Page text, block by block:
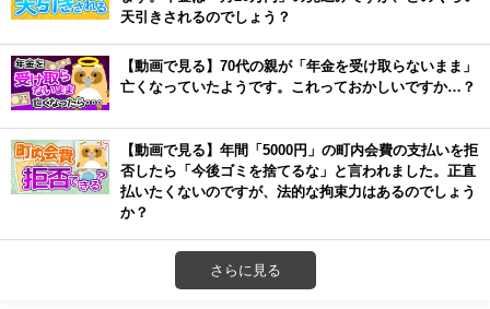
天引きされるのでしょう？
【動画で見る】70代の親が「年金を受け取らないまま」
亡くなっていたようです。これっておかしいですか…？
【動画で見る】年間「5000円」の町内会費の支払いを拒
否したら「今後ゴミを捨てるな」と言われました。正直
払いたくないのですが、法的な拘束力はあるのでしょう
か？
さらに見る